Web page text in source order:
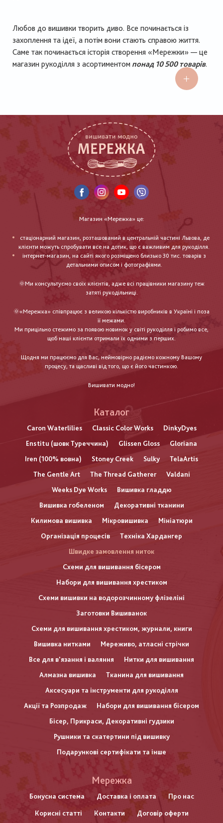
Любов до вишивки творить диво. Все починається із
захоплення та ідеї, а потім вони стають справою життя.
Саме так починається історія створення «Мережки» — це
магазин рукоділля з асортиментом понад 10 500 товарів.
Магазин «Мережка» це:
стаціонарний магазин, розташований в центральній частині Львова, де
клієнти можуть спробувати все на дотик, що є важливим для рукоділля.
інтернет-магазин, на сайті якого розміщено близько 30 тис. товарів з
детальними описом і фотографіями.
🌞Ми консультуємо своїх клієнтів, адже всі працівники магазину теж
затяті рукодільниці.
🌞«Мережка» співпрацює з великою кількістю виробників в Україні і поза
її межами.
Ми прицільно стежимо за появою новинок у світі рукоділля і робимо все,
щоб наші клієнти отримали їх одними з перших.
Щодня ми працюємо для Вас, неймовірно радіємо кожному Вашому
процесу, та щасливі від того, що є його частинкою.
Вишивати модно!
Каталог
Caron Waterlilies Classic Color Works
DinkyDyes
Enstitu (шовк Туреччина)
Glissen Gloss
Gloriana
Iren (100% вовна)
Stoney Creek Sulky
TelaArtis
The Gentle Art
The Thread Gatherer
Valdani
Weeks Dye Works
Вишивка гладдю
Вишивка гобеленом
Декоративні тканини
Килимова вишивка
Мікровишивка
Мініатюри
Організація процесів
Техніка Хардангер
Швидке замовлення ниток
Схеми для вишивання бісером
Набори для вишивання хрестиком
Схеми вишивки на водорозчинному флізеліні
Заготовки Вишиванок
Схеми для вишивання хрестиком, журнали, книги
Вишивка нитками
Мереживо, атласні стрічки
Все для в'язання і валяння
Нитки для вишивання
Алмазна вишивка
Тканина для вишивання
Аксесуари та інструменти для рукоділля
Акції та Розпродаж
Набори для вишивання бісером
Бісер, Прикраси, Декоративні гудзики
Рушники та скатертини під вишивку
Подарункові сертифікати та інше
нижнього
колонтитулу
Мережка
Бонусна система Доставка і оплата Про нас
Корисні статті Контакти Договір оферти